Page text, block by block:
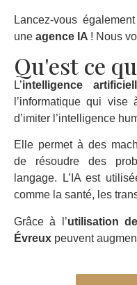
Lancez-vous
une agence IA ! Nous
Qu'est ce
L’intelligence
l’informatique qui
d’imiter l’intelligence
Elle permet à des
de résoudre des
langage. L’IA est
comme la santé, les
Grâce à l’utilisation
Évreux peuvent